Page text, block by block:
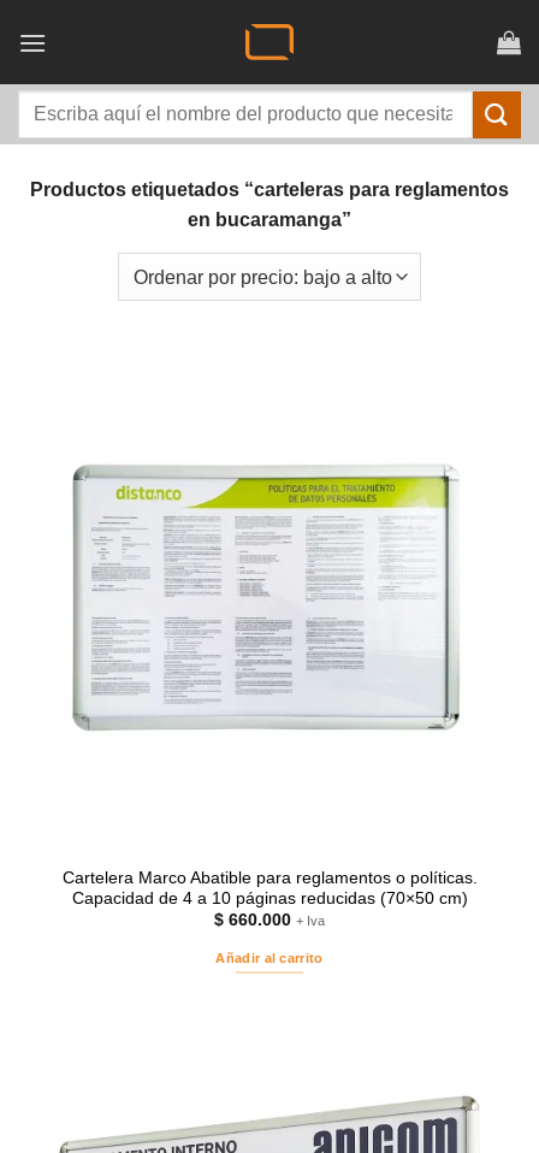
Buscar
Productos etiquetados “carteleras para reglamentos
en bucaramanga”
Cartelera Marco Abatible para reglamentos o políticas.
Capacidad de 4 a 10 páginas reducidas (70×50 cm)
$ 660.000 + Iva
Añadir al carrito